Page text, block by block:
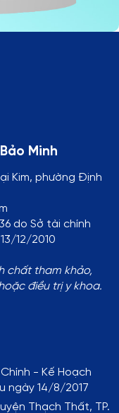
Minh
Kim, phường Định
do Sở tài chính
12/2010
chất tham khảo,
điều trị y khoa.
- Kế Hoạch
ngày 14/8/2017
Thạch Thất, TP.